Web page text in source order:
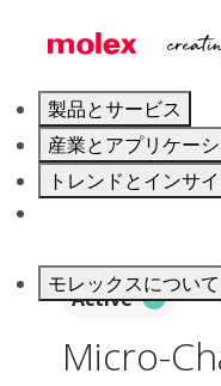
製品とサービス
産業とアプリケー
トレンドとインサイ
モレックスについて
Active
Micro-